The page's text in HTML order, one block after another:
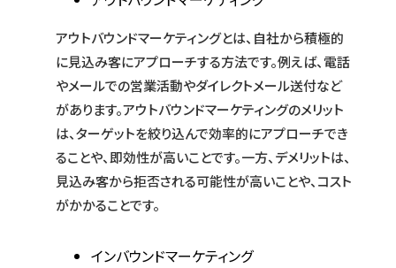
アウトバウンドマーケティングとは、自社から積極的
に見込み客にアプローチする方法です。例えば、電話
やメールでの営業活動やダイレクトメール送付など
があります。アウトバウンドマーケティングのメリット
は、ターゲットを絞り込んで効率的にアプローチでき
ることや、即効性が高いことです。一方、デメリットは、
見込み客から拒否される可能性が高いことや、コスト
がかかることです。
インバウンドマーケティング